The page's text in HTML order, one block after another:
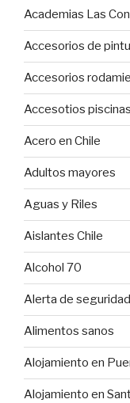
Academias Las
Accesorios de
Accesorios
Accesotios piscinas
Acero en Chile
Adultos mayores
Aguas y Riles
Aislantes Chile
Alcohol 70
Alerta de
Alimentos sanos
Alojamiento en
Alojamiento en